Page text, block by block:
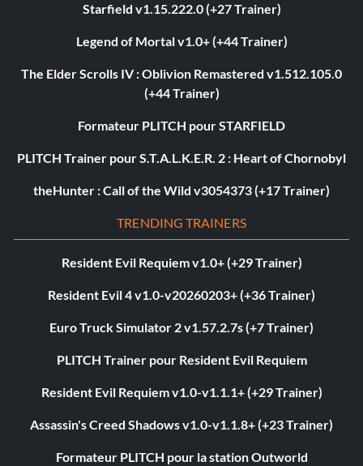
Starfield v1.15.222.0 (+27 Trainer)
Legend of Mortal v1.0+ (+44 Trainer)
The Elder Scrolls IV : Oblivion Remastered v1.512.105.0
(+44 Trainer)
Formateur PLITCH pour STARFIELD
PLITCH Trainer pour S.T.A.L.K.E.R. 2 : Heart of Chornobyl
theHunter : Call of the Wild v3054373 (+17 Trainer)
TRENDING TRAINERS
Resident Evil Requiem v1.0+ (+29 Trainer)
Resident Evil 4 v1.0-v20260203+ (+36 Trainer)
Euro Truck Simulator 2 v1.57.2.7s (+7 Trainer)
PLITCH Trainer pour Resident Evil Requiem
Resident Evil Requiem v1.0-v1.1.1+ (+29 Trainer)
Assassin's Creed Shadows v1.0-v1.1.8+ (+23 Trainer)
Formateur PLITCH pour la station Outworld